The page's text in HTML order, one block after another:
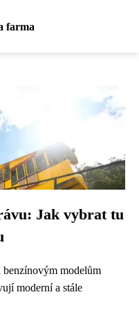
farma
Jak vybrat tu
modelům
moderní a stále